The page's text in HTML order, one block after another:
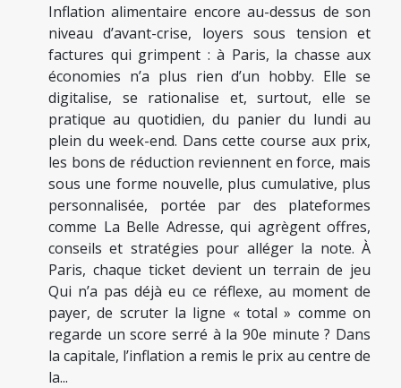
Inflation alimentaire encore au-dessus de son
niveau d’avant-crise, loyers sous tension et
factures qui grimpent : à Paris, la chasse aux
économies n’a plus rien d’un hobby. Elle se
digitalise, se rationalise et, surtout, elle se
pratique au quotidien, du panier du lundi au
plein du week-end. Dans cette course aux prix,
les bons de réduction reviennent en force, mais
sous une forme nouvelle, plus cumulative, plus
personnalisée, portée par des plateformes
comme La Belle Adresse, qui agrègent offres,
conseils et stratégies pour alléger la note. À
Paris, chaque ticket devient un terrain de jeu
Qui n’a pas déjà eu ce réflexe, au moment de
payer, de scruter la ligne « total » comme on
regarde un score serré à la 90e minute ? Dans
la capitale, l’inflation a remis le prix au centre de
la...